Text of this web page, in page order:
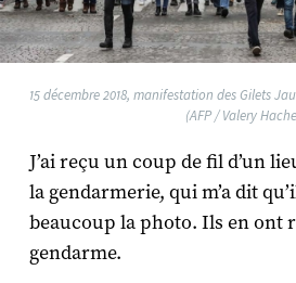
15 décembre 2018, manifestation des Gilets
(AFP / Valery
J’ai reçu un coup de fil d’un
la gendarmerie, qui m’a dit
beaucoup la photo. Ils en ont
gendarme.